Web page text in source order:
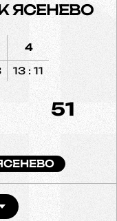
ЯСЕНЕВО
4
13 : 11
51